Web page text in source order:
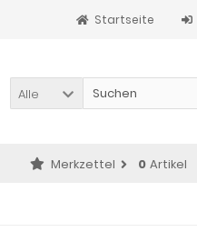
Startseite
Alle
Merkzettel 0 Artikel